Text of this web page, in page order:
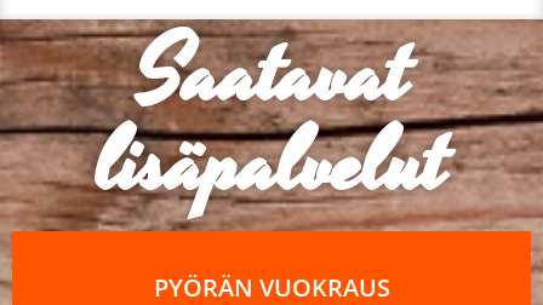
Saatavat
lisäpalvelut
PYÖRÄN VUOKRAUS